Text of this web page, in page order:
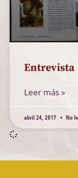
Entrevista
Leer más »
abril 24, 2017 No